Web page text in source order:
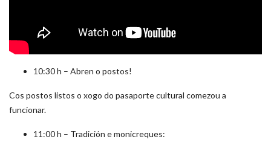
10:30 h – Abren o postos!
Cos postos listos o xogo do pasaporte cultural comezou a
funcionar.
11:00 h – Tradición e monicreques: